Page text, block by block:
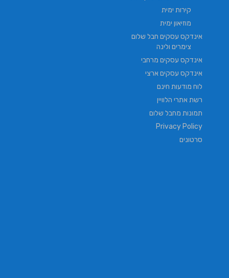
קירות ימית
מוזיאון ימית
אינדקס עסקים חבל שלום
צימרים ולינה
אינדקס עסקים מרחבי
אינדקס עסקים ארצי
לוח מודעות חינם
רשת אתרי הלוויין
תמונות מחבל שלום
Privacy Policy
סרטונים